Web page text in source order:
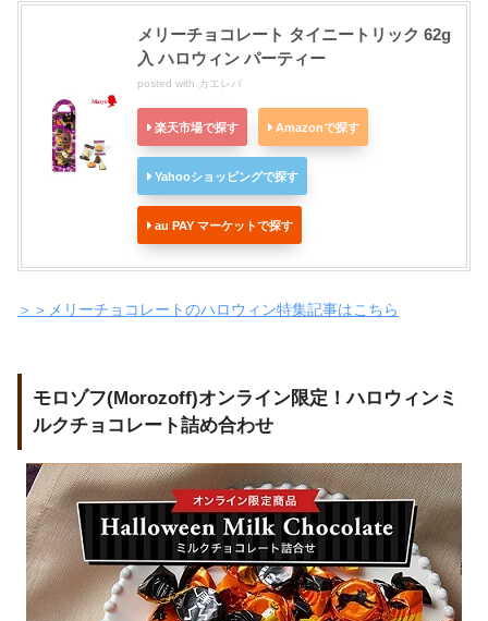
メリーチョコレート タイニートリック 62g
入 ハロウィン パーティー
posted with カエレバ
楽天市場で探す Amazonで探す
Yahooショッピングで探す
au PAY マーケットで探す
＞＞メリーチョコレートのハロウィン特集記事はこちら
モロゾフ(Morozoff)オンライン限定！ハロウィンミ
ルクチョコレート詰め合わせ